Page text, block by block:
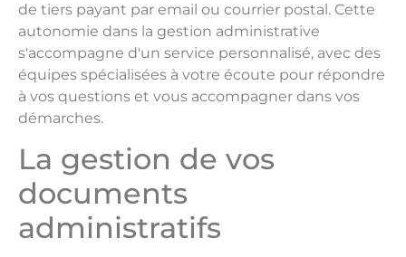
de tiers payant par email ou courrier postal. Cette
autonomie dans la gestion administrative
s'accompagne d'un service personnalisé, avec des
équipes spécialisées à votre écoute pour répondre
à vos questions et vous accompagner dans vos
démarches.
La gestion de vos
documents
administratifs